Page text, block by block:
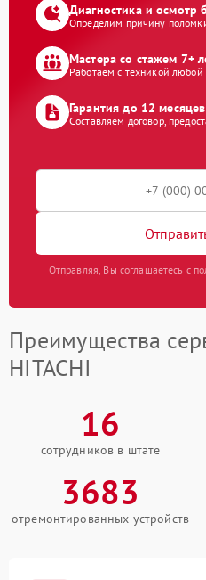
Диагностика и осмотр
Определим причину
Мастера со стажем 7+
Работаем с техникой любой
Гарантия до 12 месяцев
Составляем договор,
Отправляя, Вы соглашаетесь с
Преимущества
HITACHI
16
сотрудников в штате
3683
отремонтированных устройств